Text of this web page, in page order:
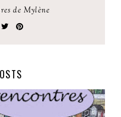
de Mylène